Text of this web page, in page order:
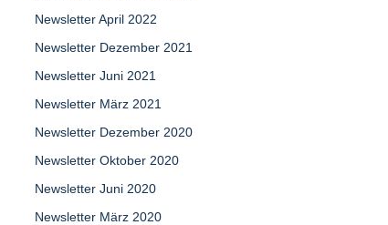
Newsletter April 2022
Newsletter Dezember 2021
Newsletter Juni 2021
Newsletter März 2021
Newsletter Dezember 2020
Newsletter Oktober 2020
Newsletter Juni 2020
Newsletter März 2020